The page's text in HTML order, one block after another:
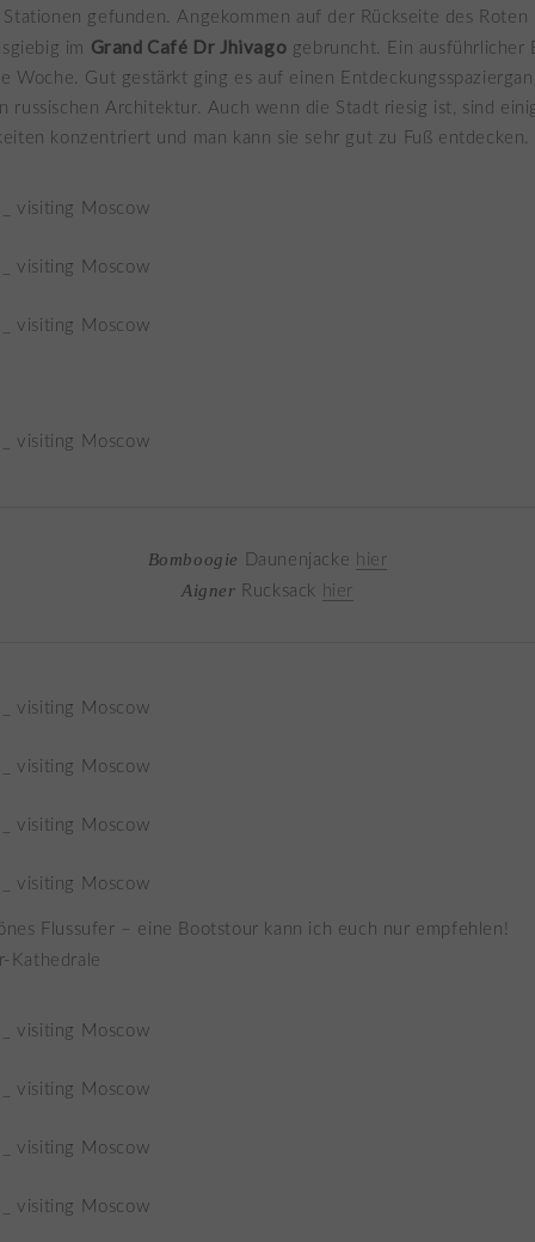
gefunden. Angekommen auf der Rückseite des Roten
im Grand Café Dr Jhivago gebruncht. Ein ausführlicher
Woche. Gut gestärkt ging es auf einen
russischen Architektur. Auch wenn die Stadt riesig ist, sind
konzentriert und man kann sie sehr gut zu Fuß entdecken.
Bomboogie Daunenjacke hier
Aigner Rucksack hier
Flussufer – eine Bootstour kann ich euch nur empfehlen!
Kathedrale